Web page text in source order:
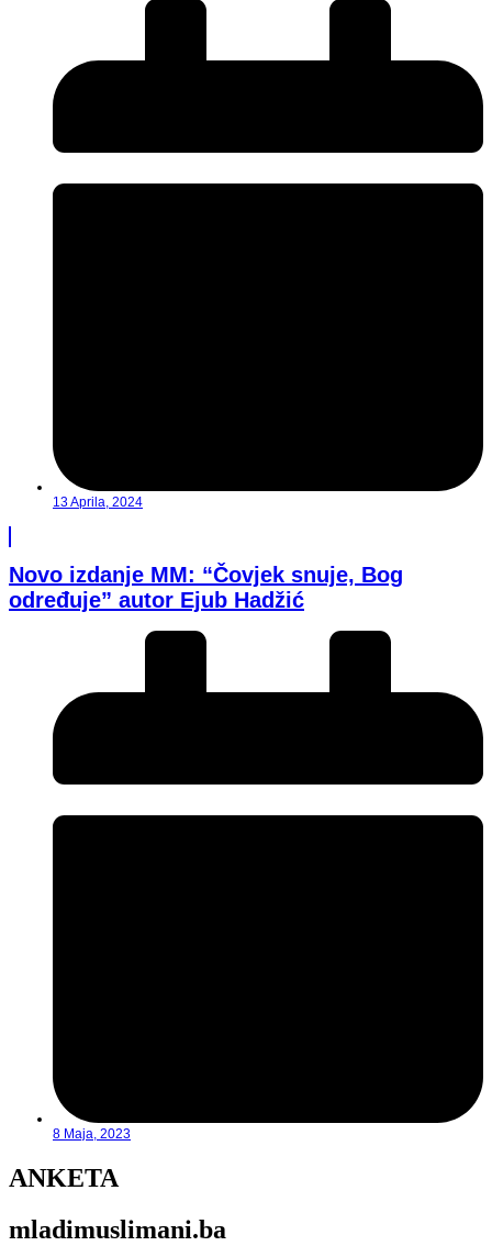
13 Aprila, 2024
Novo izdanje MM: “Čovjek snuje, Bog
određuje” autor Ejub Hadžić
8 Maja, 2023
ANKETA
mladimuslimani.ba